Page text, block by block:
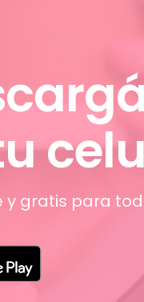
y gratis para